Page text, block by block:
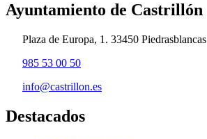
Ayuntamiento de Castrillón
Plaza de Europa, 1. 33450 Piedrasblancas
985 53 00 50
info@castrillon.es
Destacados